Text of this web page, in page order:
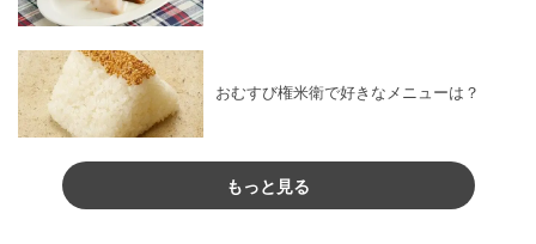
おむすび権米衛で好きなメニューは？
もっと見る